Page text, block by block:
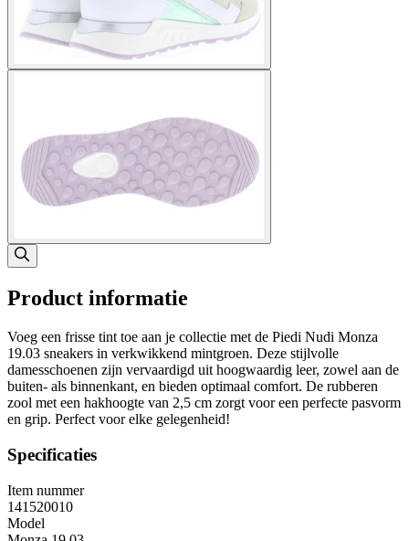
Product informatie
Voeg een frisse tint toe aan je collectie met de Piedi Nudi Monza
19.03 sneakers in verkwikkend mintgroen. Deze stijlvolle
damesschoenen zijn vervaardigd uit hoogwaardig leer, zowel aan de
buiten- als binnenkant, en bieden optimaal comfort. De rubberen
zool met een hakhoogte van 2,5 cm zorgt voor een perfecte pasvorm
en grip. Perfect voor elke gelegenheid!
Specificaties
Item nummer
141520010
Model